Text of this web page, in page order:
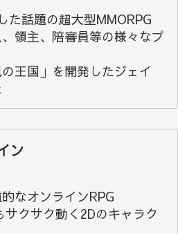
た話題の超大型MMORPG
領主、陪審員等の様々なプ
王国」を開発したジェイ
ン
なオンラインRPG
サクサク動く2Dのキャラク